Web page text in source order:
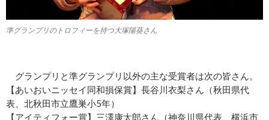
準グランプリのトロフィーを持つ大塚陽葵さん
グランプリと準グランプリ以外の主な受賞者は次の皆さん。
【あいおいニッセイ同和損保賞】長谷川衣梨さん（秋田県代
表、北秋田市立鷹巣小5年）
【アイティフォー賞】三澤康太郎さん（神奈川県代表、横浜市